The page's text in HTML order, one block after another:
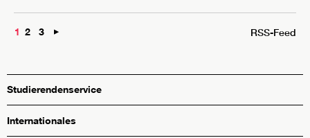
1 2 3 RSS-Feed
Studierendenservice
Internationales